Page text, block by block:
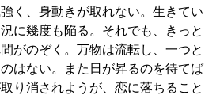
く、身動きが取れない。生きてい
に幾度も陥る。それでも、きっと
がのぞく。万物は流転し、一つと
はない。また日が昇るのを待てば
り消されようが、恋に落ちること